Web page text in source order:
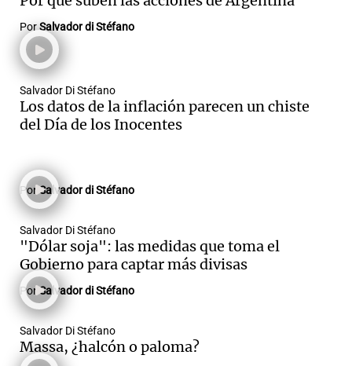
PorSalvador di Stéfano
Salvador Di Stéfano
Los datos de la inflación parecen un chiste
del Día de los Inocentes
PorSalvador di Stéfano
Salvador Di Stéfano
"Dólar soja": las medidas que toma el
Gobierno para captar más divisas
PorSalvador di Stéfano
Salvador Di Stéfano
Massa, ¿halcón o paloma?